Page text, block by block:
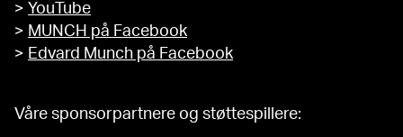
> YouTube
> MUNCH på Facebook
> Edvard Munch på Facebook
Våre sponsorpartnere og støttespillere: